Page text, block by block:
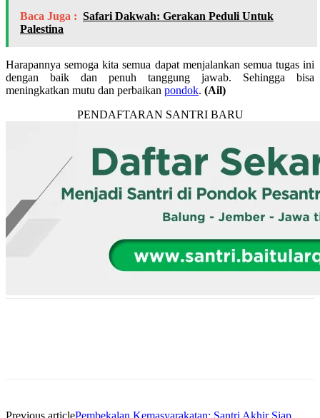
Baca Juga : Safari Dakwah: Gerakan Peduli Untuk
Palestina
Harapannya semoga kita semua dapat menjalankan semua tugas ini
dengan baik dan penuh tanggung jawab. Sehingga bisa
meningkatkan mutu dan perbaikan pondok. (Ail)
PENDAFTARAN SANTRI BARU
Previous articlePembekalan Kemasyarakatan: Santri Akhir Siap